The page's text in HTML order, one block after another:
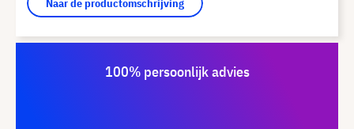
Naar de productomschrijving
100% persoonlijk advies